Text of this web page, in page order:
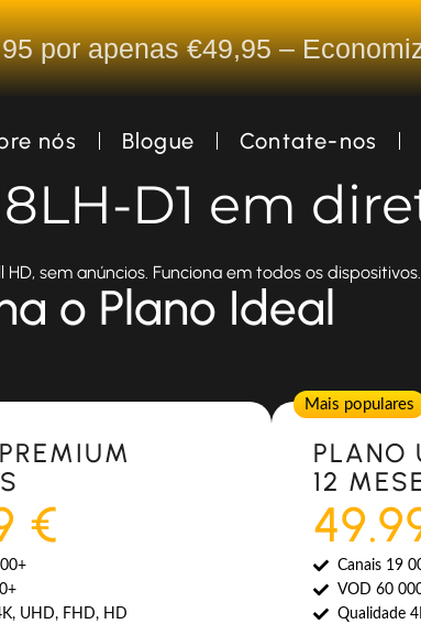
por apenas €49,95 –
nós Blogue Contate-nos
D1 em
HD, sem anúncios. Funciona em todos os dispositivos.
o Plano Ideal
€
UHD, FHD, HD
Mais populares
PLANO
12
Canais 19
VOD 60
Qualidade